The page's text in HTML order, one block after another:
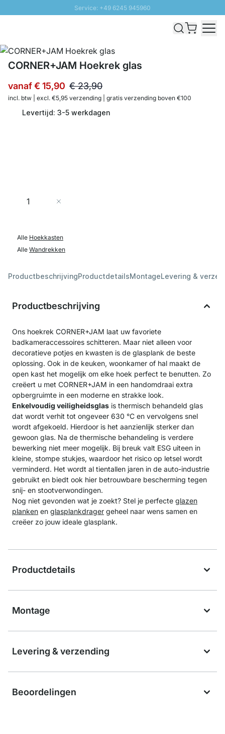
Service: +49 6245 945960
Snelle levering - Gratis verzending vanaf €100
SUNNY SALE: Tot 20% korting
CORNER+JAM Hoekrek glas
vanaf€ 15,90 € 23,90
incl. btw | excl. €5,95 verzending | gratis verzending boven €100
Levertijd: 3-5 werkdagen
Aantal
Alle Hoekkasten
Alle Wandrekken
ProductbeschrijvingProductdetailsMontageLevering &
Productbeschrijving
Ons hoekrek CORNER+JAM laat uw favoriete
badkameraccessoires schitteren. Maar niet alleen voor
decoratieve potjes en kwasten is de glasplank de beste
oplossing. Ook in de keuken, woonkamer of hal maakt de
open kast het mogelijk om elke hoek perfect te benutten. Zo
creëert u met CORNER+JAM in een handomdraai extra
opbergruimte in een moderne en strakke look.
Enkelvoudig veiligheidsglas is thermisch behandeld glas
dat wordt verhit tot ongeveer 630 °C en vervolgens snel
wordt afgekoeld. Hierdoor is het aanzienlijk sterker dan
gewoon glas. Na de thermische behandeling is verdere
bewerking niet meer mogelijk. Bij breuk valt ESG uiteen in
kleine, stompe stukjes, waardoor het risico op letsel wordt
verminderd. Het wordt al tientallen jaren in de auto-industrie
gebruikt en biedt ook hier betrouwbare bescherming tegen
snij- en stootverwondingen.
Nog niet gevonden wat je zoekt? Stel je perfecte glazen
planken en glasplankdrager geheel naar wens samen en
creëer zo jouw ideale glasplank.
Productdetails
Montage
Levering & verzending
Beoordelingen